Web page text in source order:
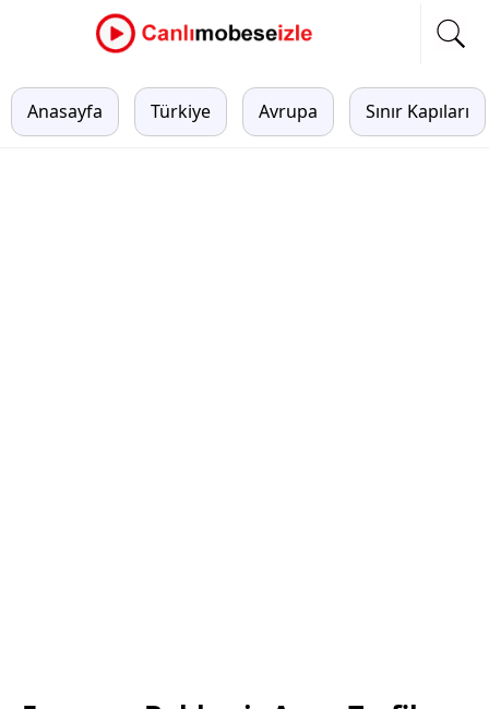
Anasayfa Türkiye Avrupa Sınır Kapıları